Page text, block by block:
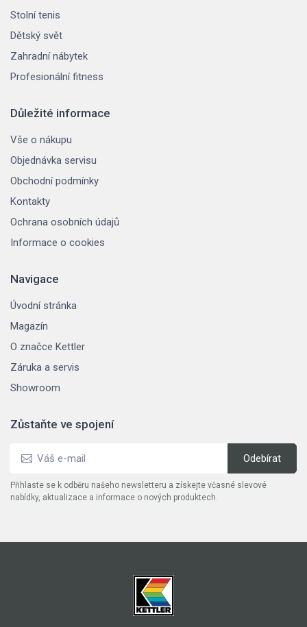
Stolní tenis
Dětský svět
Zahradní nábytek
Profesionální fitness
Důležité informace
Vše o nákupu
Objednávka servisu
Obchodní podmínky
Kontakty
Ochrana osobních údajů
Informace o cookies
Navigace
Úvodní stránka
Magazín
O značce Kettler
Záruka a servis
Showroom
Zůstaňte ve spojení
Přihlaste se k odběru našeho newsletteru a získejte včasné slevové
nabídky, aktualizace a informace o nových produktech.